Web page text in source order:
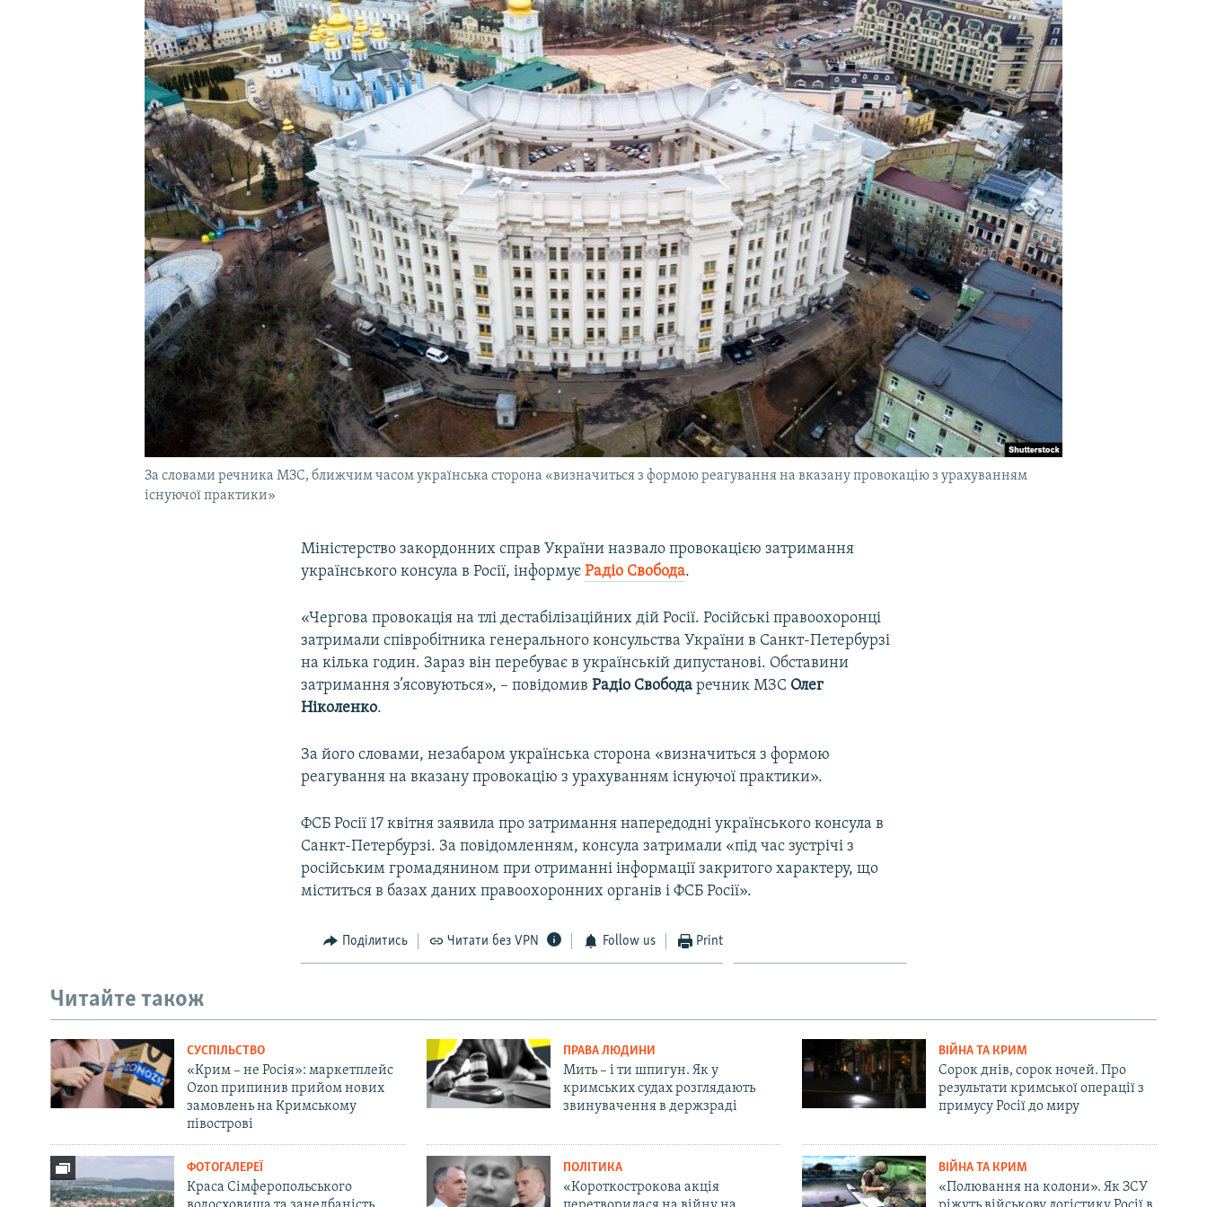
УКРАЇНСЬКА ПРОБЛЕМА КРИМУ
За словами речника МЗС, ближчим часом українська сторона «визначиться з формою реагування на вказану провокацію з урахуванням
існуючої практики»
Міністерство закордонних справ України назвало провокацією затримання
українського консула в Росії, інформуєРадіо Свобода.
«Чергова провокація на тлі дестабілізаційних дій Росії. Російські правоохоронці
затримали співробітника генерального консульства України в Санкт-Петербурзі
на кілька годин. Зараз він перебуває в українській дипустанові. Обставини
затримання з’ясовуються», – повідомивРадіо Свобода речник МЗС Олег
Ніколенко.
За його словами, незабаром українська сторона «визначиться з формою
реагування на вказану провокацію з урахуванням існуючої практики».
ФСБ Росії 17 квітня заявила про затримання напередодні українського консула в
Санкт-Петербурзі. За повідомленням, консула затримали «під час зустрічі з
російським громадянином при отриманні інформації закритого характеру, що
міститься в базах даних правоохоронних органів і ФСБ Росії».
Поділитись Читати без VPN Follow us Print
Читайте також
СУСПІЛЬСТВО
«Крим – не Росія»: маркетплейс
Ozon припинив прийом нових
замовлень на Кримському
півострові
ПРАВА ЛЮДИНИ
Мить – і ти шпигун. Як у
кримських судах розглядають
звинувачення в держзраді
ВІЙНА ТА КРИМ
Сорок днів, сорок ночей. Про
результати кримської операції з
примусу Росії до миру
ФОТОГАЛЕРЕЇ
Краса Сімферопольського
ПОЛІТИКА
«Короткострокова акція
ВІЙНА ТА КРИМ
«Полювання на колони». Як ЗСУ